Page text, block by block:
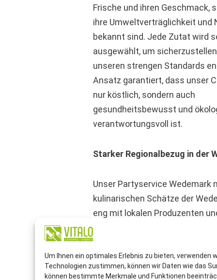
Um Ihnen ein optimales Erlebnis zu bieten,
Technologien zustimmen, können wir Daten wie das
können bestimmte Merkmale und Funktionen
Frische und ihren Geschmack,
ihre Umweltverträglichkeit und
bekannt sind. Jede Zutat wird
ausgewählt, um
unseren strengen Standards
Ansatz garantiert, dass unser
nur köstlich, sondern auch
gesundheitsbewusst und
verantwortungsvoll ist.
Starker Regionalbezug in der
Unser Partyservice Wedemark
kulinarischen Schätze der
eng mit lokalen Produzenten
qualitativ hochwertigsten
die die Region zu bieten hat.